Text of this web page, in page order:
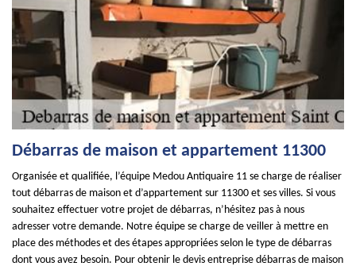
Débarras de maison et appartement 11300
Organisée et qualifiée, l’équipe Medou Antiquaire 11 se charge de réaliser
tout débarras de maison et d’appartement sur 11300 et ses villes. Si vous
souhaitez effectuer votre projet de débarras, n’hésitez pas à nous
adresser votre demande. Notre équipe se charge de veiller à mettre en
place des méthodes et des étapes appropriées selon le type de débarras
dont vous avez besoin. Pour obtenir le devis entreprise débarras de maison